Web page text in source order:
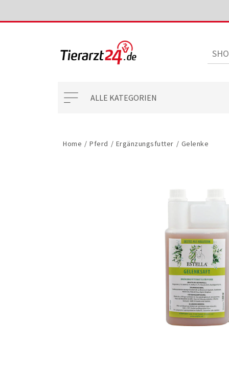
ALLE KATEGORIEN
Home / Pferd / Ergänzungsfutter / Gelenke